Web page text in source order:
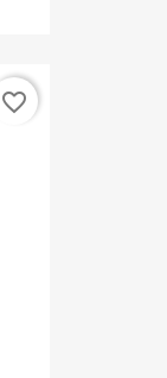
favorite_border